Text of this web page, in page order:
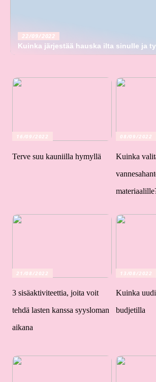
22/09/2022
Kuinka järjestää hauska ilta sinulle ja
16/09/2022
Terve suu kauniilla hymyllä
08/09/2022
Kuinka
21/08/2022
3 sisäaktiviteettia, joita voit
tehdä lasten kanssa syysloman
aikana
13/08/2022
Kuinka
budjetilla